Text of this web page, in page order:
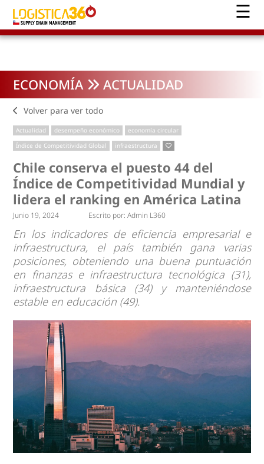
ECONOMÍA ACTUALIDAD
Volver para ver todo
Actualidad desempeño económico
economía circular
Índice de Competitividad Global
infraestructura
Chile conserva el puesto 44 del
Índice de Competitividad Mundial y
lidera el ranking en América Latina
Junio 19, 2024 Escrito por: Admin L360
En los indicadores de eficiencia empresarial e
infraestructura, el país también gana varias
posiciones, obteniendo una buena puntuación
en finanzas e infraestructura tecnológica (31),
infraestructura básica (34) y manteniéndose
estable en educación (49).